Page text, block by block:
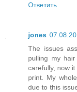
Ответить
jones
The issues
pulling my
carefully, now
print. My
due to this